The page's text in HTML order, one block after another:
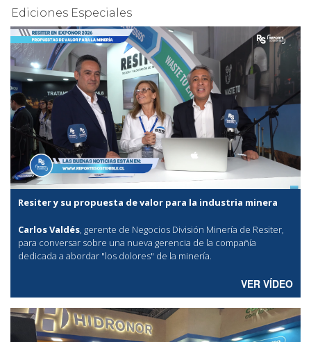
Ediciones Especiales
Resiter y su propuesta de valor para la industria minera
Carlos Valdés, gerente de Negocios División Minería de Resiter,
para conversar sobre una nueva gerencia de la compañía
dedicada a abordar "los dolores" de la minería.
VER VÍDEO